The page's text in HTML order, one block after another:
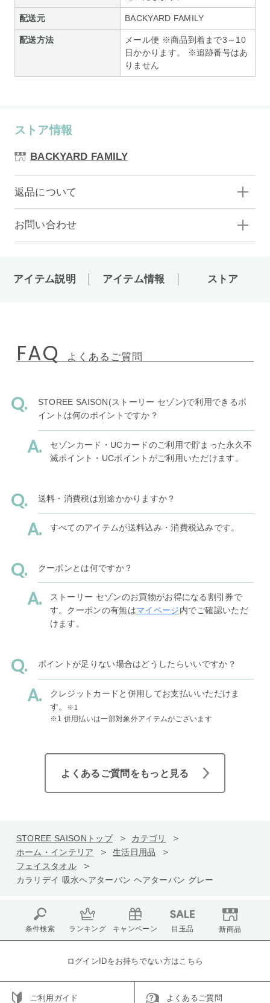
配送元 BACKYARD FAMILY
配送方法
メール便 ※商品到着まで3～10
日かかります。 ※追跡番号はあ
りません
ストア情報
BACKYARD FAMILY
返品について
お問い合わせ
アイテム説明 アイテム情報 ストア
FAQ よくあるご質問
STOREE SAISON(ストーリー セゾン)で利用できるポ
イントは何のポイントですか？
セゾンカード・UCカードのご利用で貯まった永久不
滅ポイント・UCポイントがご利用いただけます。
送料・消費税は別途かかりますか？
すべてのアイテムが送料込み・消費税込みです。
クーポンとは何ですか？
ストーリー セゾンのお買物がお得になる割引券で
す。クーポンの有無はマイページ内でご確認いただ
けます。
ポイントが足りない場合はどうしたらいいですか？
クレジットカードと併用してお支払いいただけま
す。
※1
※1 併用払いは一部対象外アイテムがございます
よくあるご質問をもっと見る
STOREE SAISONトップ
カテゴリ
ホーム・インテリア
生活日用品
フェイスタオル
カラリデイ 吸水ヘアターバン ヘアターバン グレー
条件検索 ランキング キャンペーン 目玉品 新商品
ログインIDをお持ちでない方はこちら
ご利用ガイド よくあるご質問